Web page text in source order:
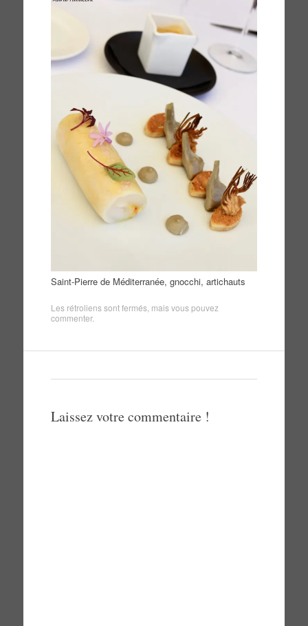
Saint-Pierre de Méditerranée, gnocchi, artichauts
Les rétroliens sont fermés, mais vous pouvez
commenter.
Laissez votre commentaire !